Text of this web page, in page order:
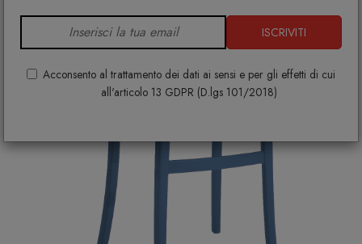
ISCRIVITI
Acconsento al trattamento dei dati ai sensi e per gli effetti di cui
all'articolo 13 GDPR (D.lgs 101/2018)